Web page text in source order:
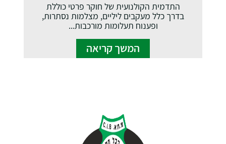
התדמית הקולנועית של חוקר פרטי כוללת
בדרך כלל מעקבים ליליים, מצלמות נסתרות,
ופענוח תעלומות מורכבות...
המשך קריאה